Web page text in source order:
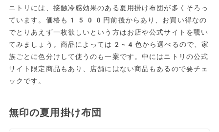
ニトリには、接触冷感効果のある夏用掛け布団が多くそろっ
ています。価格も1500円前後からあり、お買い得なの
でとりあえず一枚欲しいという方はお店や公式サイトを覗い
てみましょう。商品によっては2~4色から選べるので、家
族ごとに色分けして使うのも一案です。中にはニトリの公式
サイト限定商品もあり、店舗にはない商品もあるので要チェ
ックです。
無印の夏用掛け布団